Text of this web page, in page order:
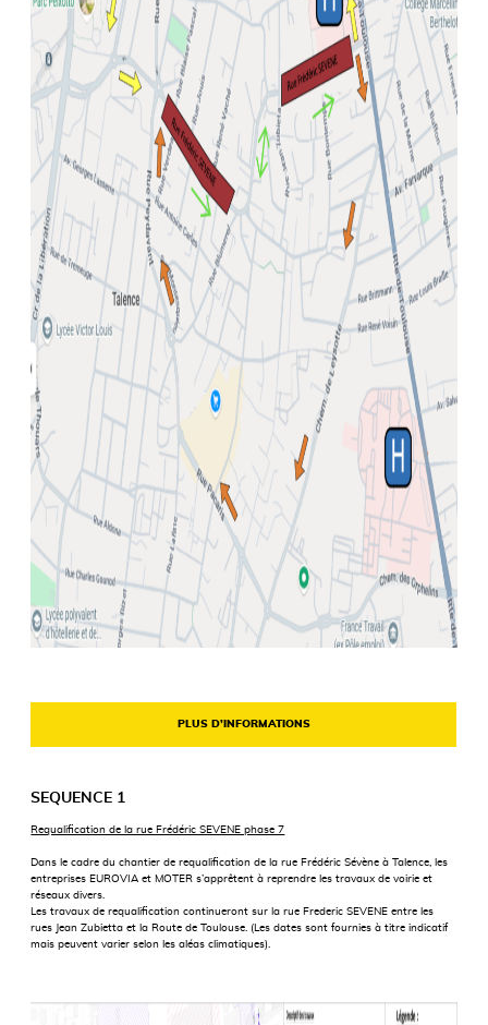
PLUS D’INFORMATIONS
SEQUENCE 1
Requalification de la rue Frédéric SEVENE phase 7
Dans le cadre du chantier de requalification de la rue Frédéric Sévène à Talence, les
entreprises EUROVIA et MOTER s’apprêtent à reprendre les travaux de voirie et
réseaux divers.
Les travaux de requalification continueront sur la rue Frederic SEVENE entre les
rues Jean Zubietta et la Route de Toulouse. (Les dates sont fournies à titre indicatif
mais peuvent varier selon les aléas climatiques).